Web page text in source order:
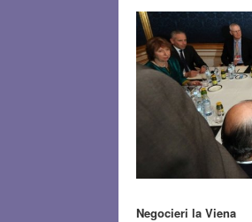
Negocieri la Viena